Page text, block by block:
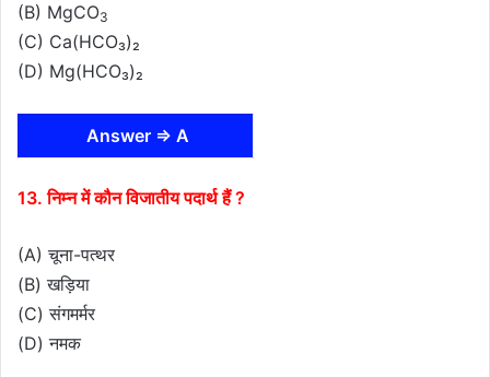
(B) MgCO3
(C) Ca(HCO₃)₂
(D) Mg(HCO₃)₂
Answer ⇒ A
13. निम्न में कौन विजातीय पदार्थ हैं ?
(A) चूना-पत्थर
(B) खड़िया
(C) संगमर्मर
(D) नमक